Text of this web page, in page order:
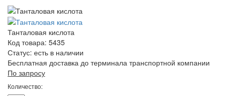
Танталовая кислота
Код товара: 5435
Статус: есть в наличии
Бесплатная доставка до терминала транспортной компании
По запросу
Количество: